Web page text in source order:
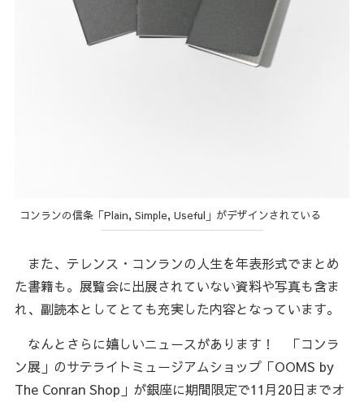
コンランの信条「Plain, Simple, Useful」がデザインされている
また、テレンス・コンランの人生を年表形式でまとめ
た書籍も。展覧会に出展されていない資料や写真も含ま
れ、副読本としてとても充実した内容となっています。
なんとさらに嬉しいニュースがあります！ 「コンラ
ン展」のサテライトミュージアムショップ「OOMS by
The Conran Shop」が銀座に期間限定で11月20日までオ